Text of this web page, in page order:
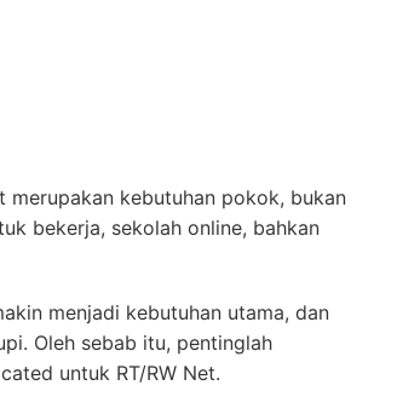
kebutuhan pokok, bukan
bekerja, sekolah online, bahkan
menjadi kebutuhan utama, dan
Oleh sebab itu, pentinglah
untuk RT/RW Net.